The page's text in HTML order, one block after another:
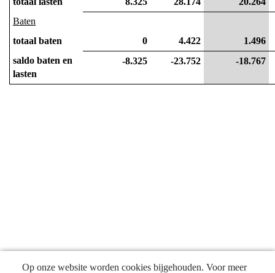
Baten
totaal baten
0 4.422
1.496
saldo baten en
lasten
-8.325 -23.752 -18.767
Op onze website worden cookies bijgehouden. Voor meer